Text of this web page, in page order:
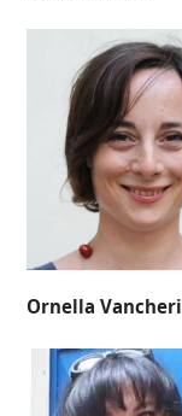
Ornella Vancheri